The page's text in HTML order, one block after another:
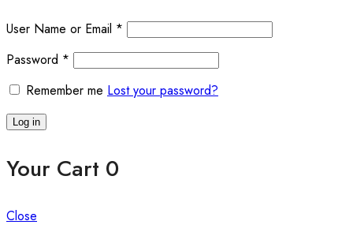
User Name or Email *
Password *
Remember me Lost your password?
Log in
Your Cart 0
Close